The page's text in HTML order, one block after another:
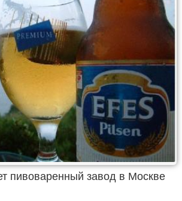
пивоваренный завод в Москве